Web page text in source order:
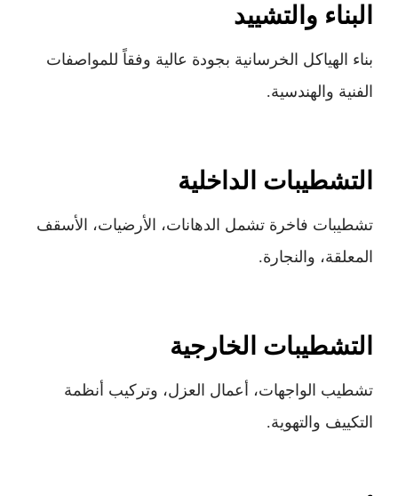
البناء والتشييد
بناء الهياكل الخرسانية بجودة عالية وفقاً للمواصفات
الفنية والهندسية.
التشطيبات الداخلية
تشطيبات فاخرة تشمل الدهانات، الأرضيات، الأسقف
المعلقة، والنجارة.
التشطيبات الخارجية
تشطيب الواجهات، أعمال العزل، وتركيب أنظمة
التكييف والتهوية.